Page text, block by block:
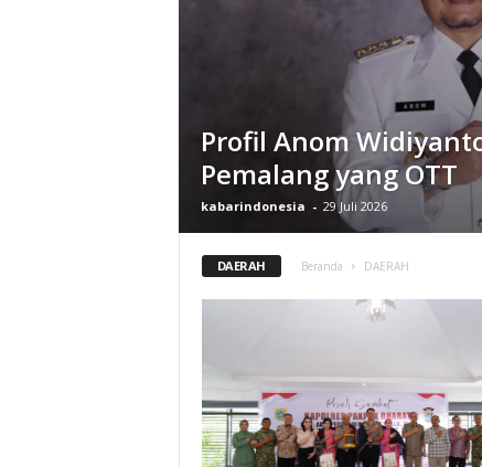
Profil Anom
Pemalang yang OTT
kabarindonesia - 29 Juli 2026
DAERAH Beranda DAERAH